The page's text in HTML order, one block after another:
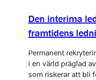
Den interima
framtidens
Permanent
i en värld präglad
som riskerar att bli